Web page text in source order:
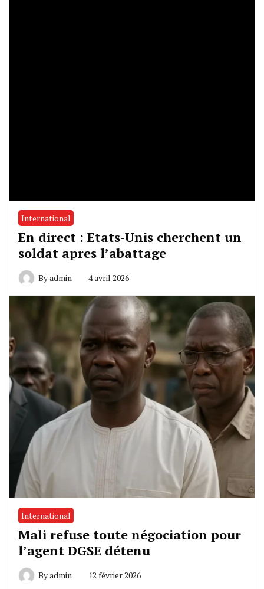
International
En direct : Etats-Unis cherchent un
soldat apres l’abattage
Byadmin 4 avril 2026
International
Mali refuse toute négociation pour
l’agent DGSE détenu
Byadmin 12 février 2026